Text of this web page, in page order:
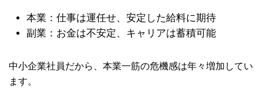
本業：仕事は運任せ、安定した給料に期待
副業：お金は不安定、キャリアは蓄積可能
中小企業社員だから、本業一筋の危機感は年々増加してい
ます。